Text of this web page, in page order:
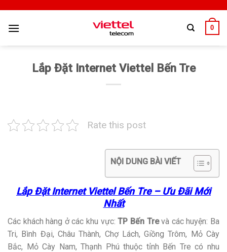
0
Lắp Đặt Internet Viettel Bến Tre
Rate this post
NỘI DUNG BÀI VIẾT
Lắp Đặt Internet Viettel Bến Tre – Ưu Đãi Mới
Nhất
Các khách hàng ở các khu vực:TP Bến Trevà các huyện: Ba
Tri, Bình Đại, Châu Thành, Chợ Lách, Giồng Trôm, Mỏ Cày
Bắc, Mỏ Cày Nam, Thạnh Phú thuộc tỉnh Bến Tre có nhu